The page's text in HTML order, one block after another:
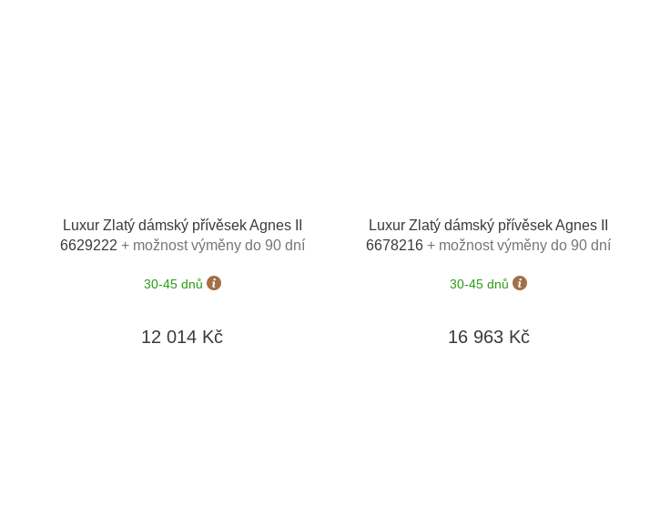
Luxur Zlatý dámský přívěsek Agnes II
6629222 + možnost výměny do 90 dní
30-45 dnů
12 014 Kč
Luxur Zlatý dámský přívěsek Agnes II
6678216+ možnost výměny do 90 dní
30-45 dnů
16 963 Kč